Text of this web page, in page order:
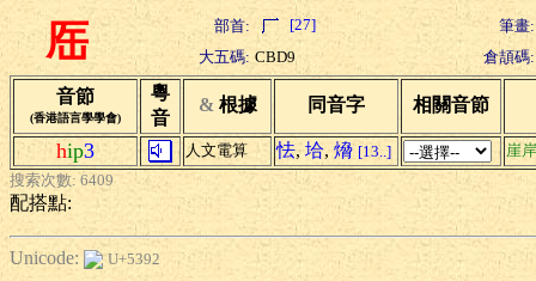
厒 部首: [27]
筆畫:
大五碼: CBD9 倉頡碼:
音節
(香港語言學學會)
粵
音
& 根據 同音字 相關音節
hip3 人文電算 怯, 垥, 熁 [13..]
崖岸
搜索次數: 6409
配搭點:
Unicode:
U+5392